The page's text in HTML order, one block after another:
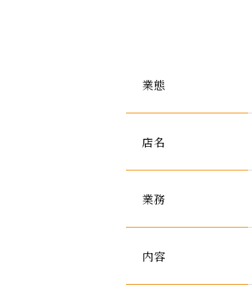
業態
店名
業務
内容